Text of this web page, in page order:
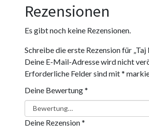
Rezensionen
Es gibt noch keine Rezensionen.
Schreibe die erste Rezension für
Deine E-Mail-Adresse wird nicht
Erforderliche Felder sind mit*
Deine Bewertung*
Deine Rezension*